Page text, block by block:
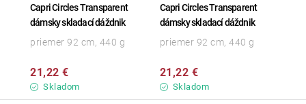
Capri Circles Transparent
dámsky skladací dáždnik
Skladom
21,22 €
priemer 92 cm, 440 g
Capri Circles Transparent
dámsky skladací dáždnik
Skladom
21,22 €
priemer 92 cm, 440 g